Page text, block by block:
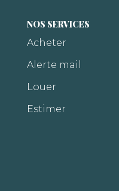
NOS SERVICES
Acheter
Alerte mail
Louer
Estimer